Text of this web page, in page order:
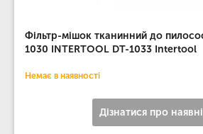
Фільтр-мішок тканинний до
1030 INTERTOOL DT-1033 Intertool
Немає в наявності
Дізнатися про